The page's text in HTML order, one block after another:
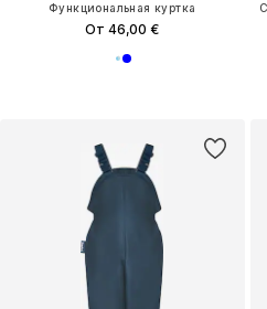
Функциональная куртка
От 46,00 €